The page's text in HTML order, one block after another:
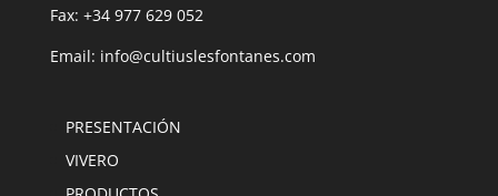
Fax: +34 977 629 052
Email: info@cultiuslesfontanes.com
PRESENTACIÓN
VIVERO